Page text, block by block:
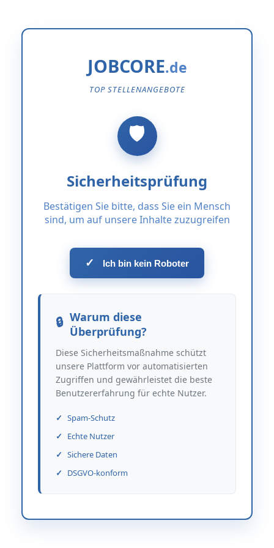
JOBCORE
TOP STELLENANGEBOTE
Sicherheitsprüfung
Bestätigen Sie bitte, dass Sie ein Mensch
sind, um auf unsere Inhalte zuzugreifen
✓ Ich bin kein Roboter
Warum diese
Überprüfung?
Diese Sicherheitsmaßnahme schützt
unsere Plattform vor automatisierten
Zugriffen und gewährleistet die beste
Benutzererfahrung für echte Nutzer.
Spam-Schutz
Echte Nutzer
Sichere Daten
DSGVO-konform